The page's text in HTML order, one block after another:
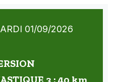
01/09/2026